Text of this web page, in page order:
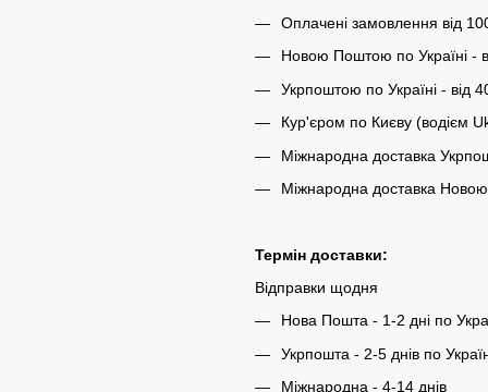
Оплачені замовлення від
Новою Поштою по Україні -
Укрпоштою по Україні - від
Кур'єром по Києву (водієм
Міжнародна доставка
Міжнародна доставка
Термін доставки:
Відправки щодня
Нова Пошта - 1-2 дні по
Укрпошта - 2-5 днів по
Міжнародна - 4-14 днів